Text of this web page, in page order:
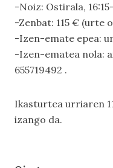
-Noiz: Ostirala,
-Zenbat: 115 € (urte
-Izen-emate epea:
-Izen-ematea nola:
655719492 .
Ikasturtea urriaren
izango da.